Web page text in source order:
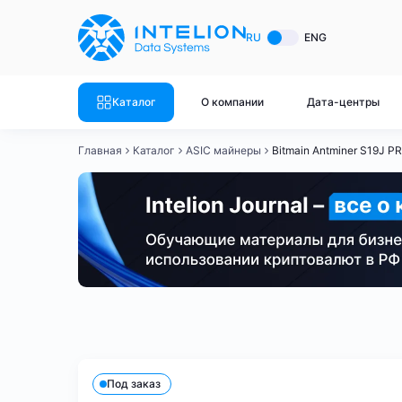
RU ENG
Каталог О компании Дата-центры
ASIC майнеры
Canaan
Innosilicon
Готовый
Готовый
Готовый
Готовый
Готовый
Главная Каталог ASIC майнеры Bitmain Antminer S19J
Под заказ